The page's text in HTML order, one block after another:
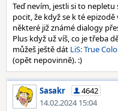
Teď nevím, jestli si to
pocit, že když se k té
některé již známé dialogy
Plus když už víš, co je třeba
můžeš ještě dát LiS: True
(opět nepovinně). :)
Sasakr
4642
14.02.2024 15:04